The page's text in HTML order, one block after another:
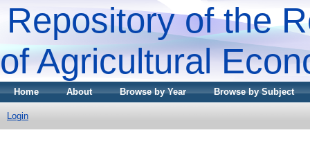
Repository of the
of Agricultural
Home About Browse by Year Browse by Subject
Login